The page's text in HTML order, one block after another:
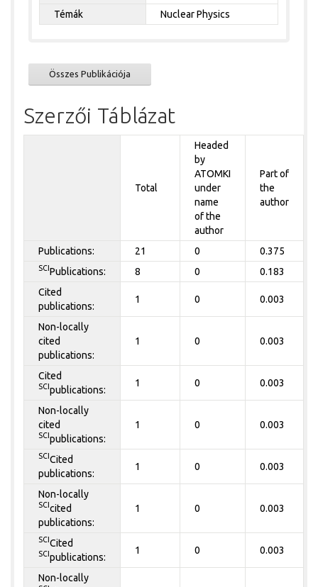
Témák
Nuclear Physics
Összes Publikációja
Szerzői Táblázat
Total
Headed
by
ATOMKI
under
name
of the
author
Part of
the
author
Publications: 21 0 0.375
SCI Publications: 8 0 0.183
Cited
publications:
1 0 0.003
Non-locally
cited
publications:
1 0 0.003
Cited
SCI publications:
1 0 0.003
Non-locally
cited
SCI publications:
1 0 0.003
SCI Cited
publications:
1 0 0.003
Non-locally
SCI cited
publications:
1 0 0.003
SCI Cited
SCI publications:
1 0 0.003
Non-locally